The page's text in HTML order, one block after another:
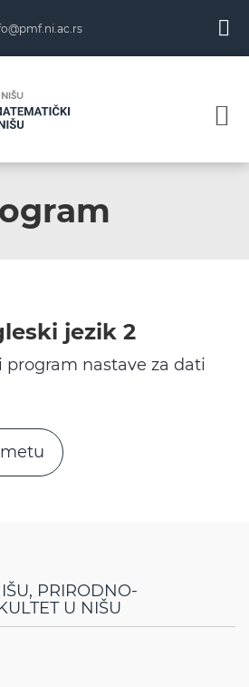
jezik 2
program nastave za dati
PRIRODNO-
U NIŠU